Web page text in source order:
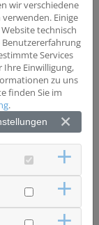
wir verschiedene
Einige
technisch
Services
Ihre Einwilligung,
zu uns
finden Sie im
.